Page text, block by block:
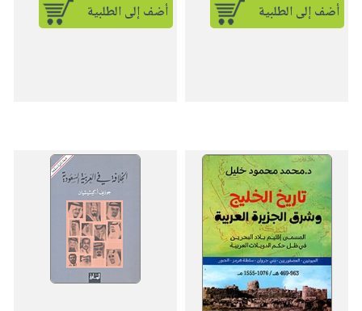
أضف إلى الطلبية
أضف إلى الطلبية